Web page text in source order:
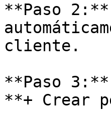
**Paso
cliente.
**Paso
**+ Crear